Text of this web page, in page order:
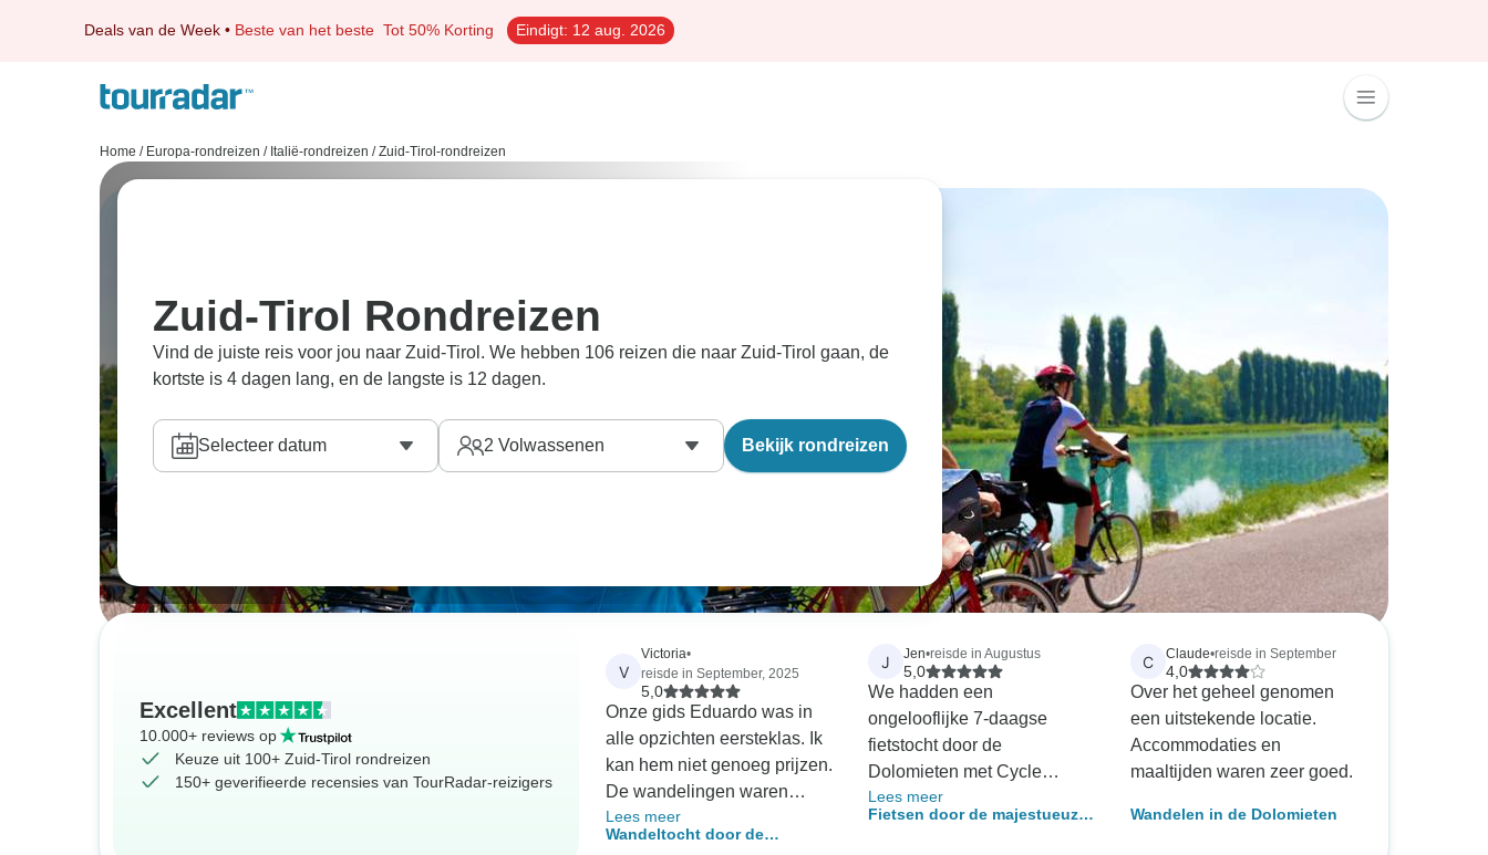
Deals van de Week • Beste van het beste Tot 50% Korting Eindigt: 12 aug. 2026
Home / Europa-rondreizen / Italië-rondreizen / Zuid-Tirol-rondreizen
Zuid-Tirol Rondreizen
Vind de juiste reis voor jou naar Zuid-Tirol. We hebben 106 reizen die naar Zuid-Tirol gaan, de
kortste is 4 dagen lang, en de langste is 12 dagen.
Selecteer datum 2 Volwassenen Bekijk rondreizen
Excellent
10.000+ reviews op
Keuze uit 100+ Zuid-Tirol rondreizen
150+ geverifieerde recensies van TourRadar-reizigers
V
Victoria•
reisde in September, 2025
5,0
Onze gids Eduardo was in
alle opzichten eersteklas. Ik
kan hem niet genoeg prijzen.
De wandelingen waren
geweldig, ook al varieerde
het niveau enorm met 16
Lees meer
Wandeltocht door de
J Jen•reisde in Augustus
5,0
We hadden een
ongelooflijke 7-daagse
fietstocht door de
Dolomieten met Cycle
Europe. Ze reageerden zeer
snel op onze vragen en
Lees meer
Fietsen door de majestueuze
C Claude•reisde in September
4,0
Over het geheel genomen
een uitstekende locatie.
Accommodaties en
maaltijden waren zeer goed.
Wandelen in de Dolomieten